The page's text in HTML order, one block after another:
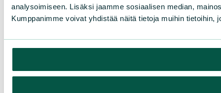
analysoimiseen. Lisäksi jaamme sosiaalisen median,
Kumppanimme voivat yhdistää näitä tietoja muihin tietoihin,